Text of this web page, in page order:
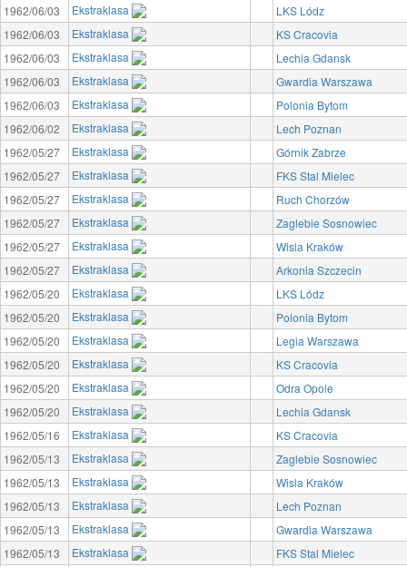
1962/06/03
Ekstraklasa
LKS Lódz
1962/06/03
Ekstraklasa
KS Cracovia
1962/06/03
Ekstraklasa
Lechia Gdansk
1962/06/03
Ekstraklasa
Gwardia Warszawa
1962/06/03
Ekstraklasa
Polonia Bytom
1962/06/02
Ekstraklasa
Lech Poznan
1962/05/27
Ekstraklasa
Górnik Zabrze
1962/05/27
Ekstraklasa
FKS Stal Mielec
1962/05/27
Ekstraklasa
Ruch Chorzów
1962/05/27
Ekstraklasa
Zaglebie Sosnowiec
1962/05/27
Ekstraklasa
Wisla Kraków
1962/05/27
Ekstraklasa
Arkonia Szczecin
1962/05/20
Ekstraklasa
LKS Lódz
1962/05/20
Ekstraklasa
Polonia Bytom
1962/05/20
Ekstraklasa
Legia Warszawa
1962/05/20
Ekstraklasa
KS Cracovia
1962/05/20
Ekstraklasa
Odra Opole
1962/05/20
Ekstraklasa
Lechia Gdansk
1962/05/16
Ekstraklasa
KS Cracovia
1962/05/13
Ekstraklasa
Zaglebie Sosnowiec
1962/05/13
Ekstraklasa
Wisla Kraków
1962/05/13
Ekstraklasa
Lech Poznan
1962/05/13
Ekstraklasa
Gwardia Warszawa
1962/05/13
Ekstraklasa
FKS Stal Mielec